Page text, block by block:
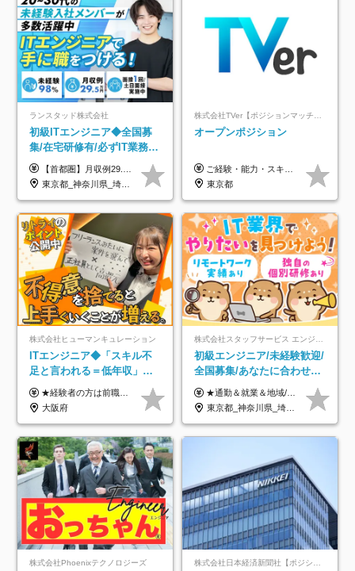
ランスタッド株式会社
初級ITエンジニア◆全国募
集/在宅研修有/必ずIT業務配
属/月収例29.5万円/Web面接
1回/SE
【首都圏】月収例29.5万円（月給26万円＋諸手当） 【東海・関西】月収例28.5万円（月給25万円＋諸手当） 【九州】月収例26万円（月給23万円＋諸手当） ※経験・スキル・前職給与を踏まえ、総合的に判断して決定します。 例：首都圏 月収例31万円（月給27万円＋諸手当） ◆各種手当 ・通勤手当（上限4万円まで） ・残業代手当（1分単位で全額支給） ※固定残業代制は採用しておりません ・深夜勤務手当 ・資格取得支援（ランクに応じてお祝い金1万円～10万円を支給） ◆昇給：年1回 ◆補足 ・研修中1ヶ月間は、時給1670円となります。 ・試用期間6ヶ月あり。その間の待遇に変更はありません。 ※詳細は面接時にご案内します。
東京都_神奈川県_埼玉県_千葉県_大阪府_愛知県_兵庫県_京都府_福岡県
オープンポジション
ご経験・能力・スキル等により、当社基準にて優遇・相談のうえ決定いたします。
東京都
株式会社ヒューマンキュレーション
ITエンジニア◆「スキル不
足と言われる＝低年収」で
はない！｜ 不安を克服し、
年収アップした社員の実例
★経験者の方は前職の年収以上を保証します ★案件単価を開示した上で80％以上を還元します 月給25万円以上＋賞与年2回 ※経験や能力を考慮の上で優遇します ※試用期間が3ヶ月(その間の給与・待遇・雇用形態に変更はありません) ※月給には月20時間分のみなし残業手当(5万円)を含みます(超過分は別途支給) ★残業平均は月10時間以下ですので、毎月10時間分程度はお得です！
大阪府
初級エンジニア/未経験歓迎/
全国募集/あなたに合わせた
オリジナル研修をご用
意/AI・IoT/残業平均8時間
★通勤＆就業＆地域/住宅＆役職手当あり ★残業代は全額支給 ★選べる給与制度あり！ ■東京・神奈川・千葉・埼玉勤務の場合 月給24.5万円～55万円＋諸手当 （残業代は全額支給） (20,000円の地域/住宅手当込み) ■愛知・京都・大阪・兵庫勤務の場合 月給24万円以上＋諸手当 （残業代は全額支給） (15,000円の地域/住宅手当込み) ■茨城・栃木・群馬・静岡・三重・滋賀・広島・福岡勤務の場合 月給23.5万円以上＋諸手当 （残業代は全額支給） (10,000円の地域/住宅手当込み) ■北海道・宮城・山梨・長野・岐阜・奈良・和歌山・岡山勤務の場合 月給23万円以上＋諸手当 （残業代は全額支給） (5,000円の地域/住宅手当込み) ■その他のエリア勤務の場合 月給22.5万円以上＋諸手当 （残業代は全額支給） ※経験や能力を考慮し、当社規定により優遇します 【昇給：年一回実施】 【選べる給与制度】 ★収入を重視する方に… 「変動型人事制度」の選択も可能（派遣先からの評価に応じて収入アップ！） ※年2回のタイミングで希望者と面談の上決定します。
東京都_神奈川県_埼玉県_千葉県_大阪府_愛知県_北海道_岩手県_宮城県_山形県_福島県_茨城県_栃木県_群馬県_山梨県_長野県_富山県_石川県_静岡県_岐阜県_三重県_兵庫県_京都府_滋賀県_奈良県_広島県_岡山県_山口県_愛媛県_福岡県_熊本県_長崎県
株式会社Phoenixテクノロジーズ 株式会社日本経済新聞社【ポジションマッチ登録】